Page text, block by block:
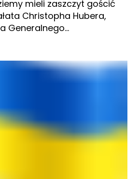
mieli zaszczyt gościć
Christopha Hubera,
Generalnego…